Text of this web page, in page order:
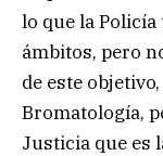
lo que la
ámbitos, pero
de este
Bromatología,
Justicia que es